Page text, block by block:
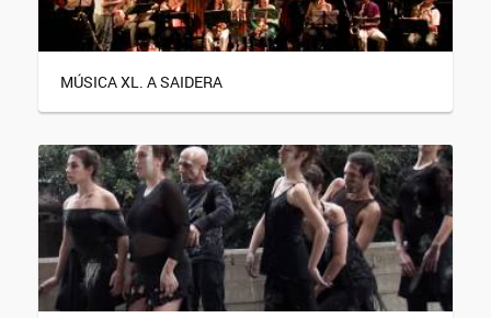
MÚSICA XL. A SAIDERA